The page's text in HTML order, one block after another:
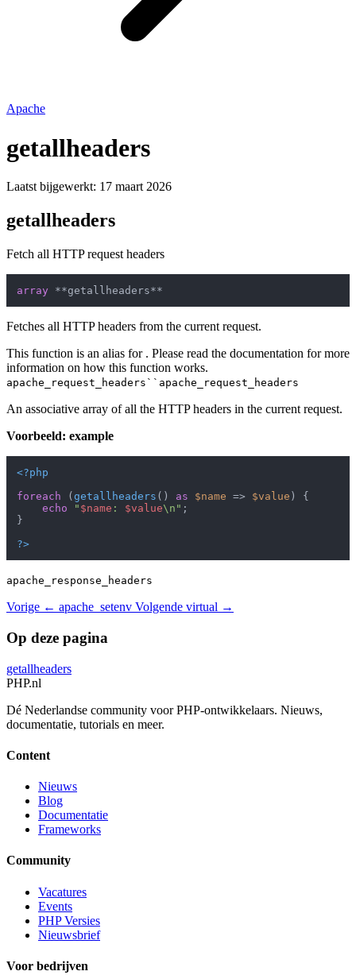
Apache
getallheaders
Laatst bijgewerkt: 17 maart 2026
getallheaders
Fetch all HTTP request headers
array
Fetches all HTTP headers from the current request.
This function is an alias for . Please read the documentation for more
information on how this function works.
apache_request_headers``apache_request_headers
An associative array of all the HTTP headers in the current request.
Voorbeeld: example
<?php
foreach ( getallheaders () as $name => $value ) {
echo
" $name : $value\n" ;
}
?>
apache_response_headers
Vorige ← apache_setenv Volgende virtual →
Op deze pagina
getallheaders
PHP.nl
Dé Nederlandse community voor PHP-ontwikkelaars. Nieuws,
documentatie, tutorials en meer.
Content
Nieuws
Blog
Documentatie
Frameworks
Community
Vacatures
Events
PHP Versies
Nieuwsbrief
Voor bedrijven